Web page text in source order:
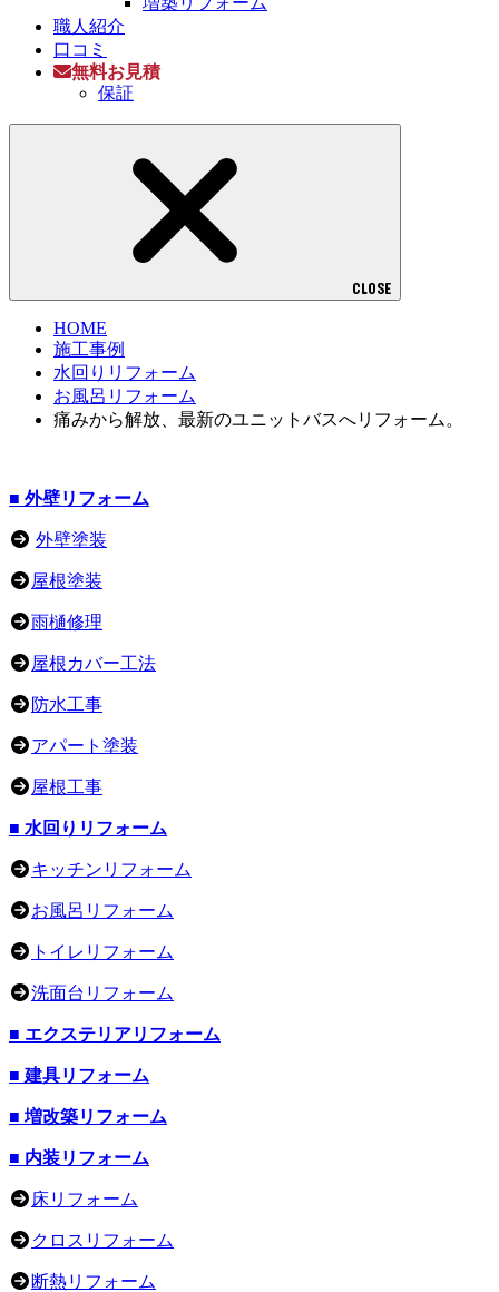
職人紹介
口コミ
無料お見積
保証
CLOSE
HOME
施工事例
水回りリフォーム
お風呂リフォーム
痛みから解放、最新のユニットバスへリフォーム。
■ 外壁リフォーム
外壁塗装
屋根塗装
雨樋修理
屋根カバー工法
防水工事
アパート塗装
屋根工事
■ 水回りリフォーム
キッチンリフォーム
お風呂リフォーム
トイレリフォーム
洗面台リフォーム
■ エクステリアリフォーム
■ 建具リフォーム
■ 増改築リフォーム
■ 内装リフォーム
床リフォーム
クロスリフォーム
断熱リフォーム